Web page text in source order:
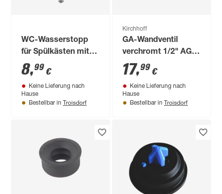
WC-Wasserstopp
für Spülkästen mit
seitlicher Spültaste
8,99 €
Keine Lieferung nach
Hause
Bestellbar in Troisdorf
Kirchhoff
GA-Wandventil
verchromt 1/2" AG,
mit
Rückflussverhinderer
17,99 €
Keine Lieferung nach
Hause
Bestellbar in Troisdorf